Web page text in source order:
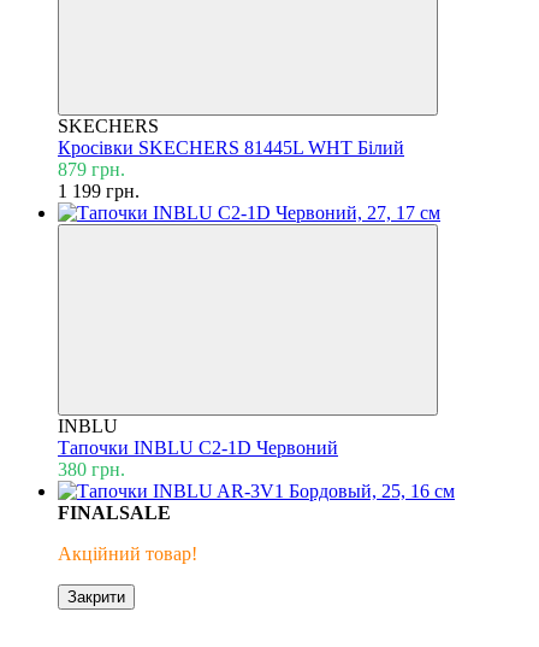
SKECHERS
Кросівки SKECHERS 81445L WHT Білий
879 грн.
1 199 грн.
INBLU
Тапочки INBLU C2-1D Червоний
380 грн.
FINALSALE
Акційний товар!
Закрити